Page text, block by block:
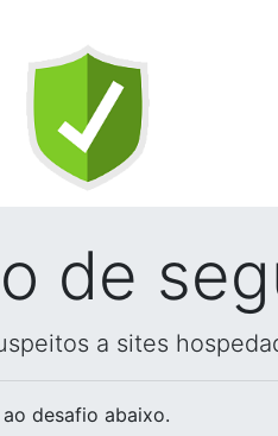
de
a sites
desafio abaixo.